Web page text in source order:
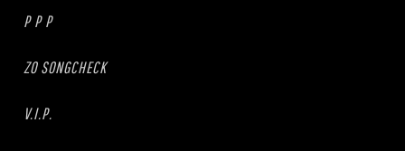
P P P
ZO SONGCHECK
V.I.P.